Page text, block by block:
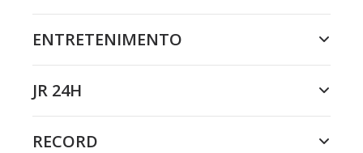
ENTRETENIMENTO
JR 24H
RECORD